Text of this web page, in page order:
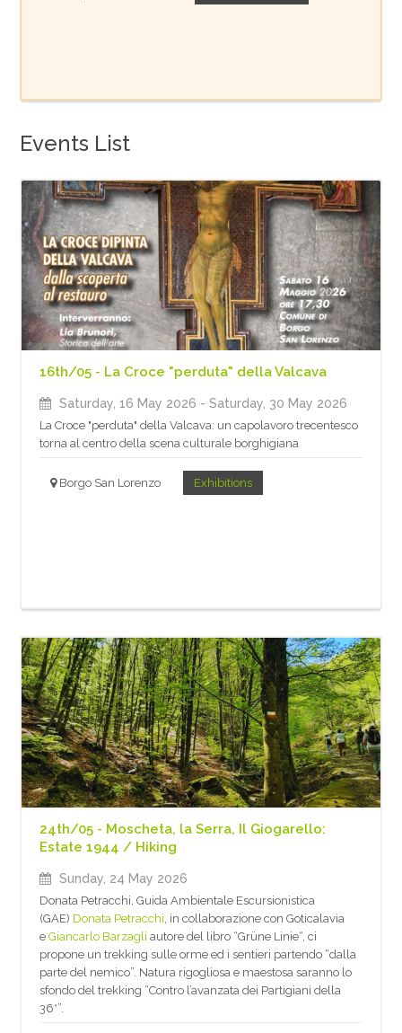
Events List
16th/05 - La Croce "perduta" della Valcava
Saturday, 16 May 2026 - Saturday, 30 May 2026
La Croce "perduta" della Valcava: un capolavoro trecentesco
torna al centro della scena culturale borghigiana
Borgo San Lorenzo Exhibitions
24th/05 - Moscheta, la Serra, Il Giogarello:
Estate 1944 / Hiking
Sunday, 24 May 2026
Donata Petracchi, Guida Ambientale Escursionistica
(GAE) Donata Petracchi , in collaborazione con Goticalavia
eGiancarlo Barzagli autore del libro “Grüne Linie“, ci
propone un trekking sulle orme ed i sentieri partendo “dalla
parte del nemico”. Natura rigogliosa e maestosa saranno lo
sfondo del trekking “Contro l’avanzata dei Partigiani della
36*”.